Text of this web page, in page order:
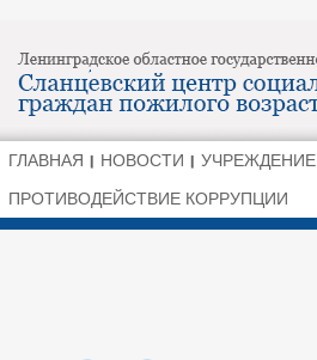
ГЛАВНАЯ НОВОСТИ УЧРЕЖДЕНИЕ
ПРОТИВОДЕЙСТВИЕ КОРРУПЦИИ